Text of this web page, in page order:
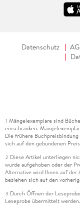
Datenschutz
1 Mängelexemplare sind
einschränken.
Die frühere
sich auf den gebundenen
2 Diese Artikel unterliegen
wurde aufgehoben oder der
Alternative wird Ihnen auf der
beziehen sich auf den
3 Durch Öffnen der
Leseprobe übermittelt werden.